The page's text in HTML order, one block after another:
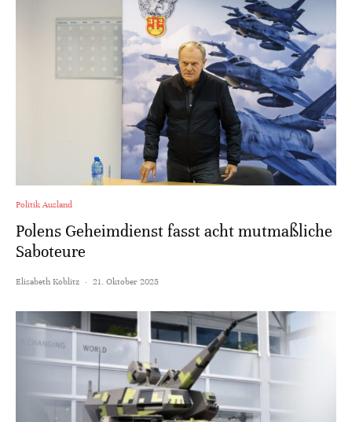
Politik Ausland
Polens Geheimdienst fasst acht mutmaßliche
Saboteure
Elisabeth Koblitz · 21. Oktober 2025